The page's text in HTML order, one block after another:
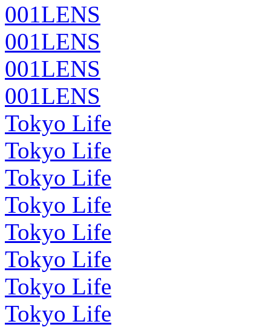
001LENS
001LENS
001LENS
001LENS
Tokyo Life
Tokyo Life
Tokyo Life
Tokyo Life
Tokyo Life
Tokyo Life
Tokyo Life
Tokyo Life